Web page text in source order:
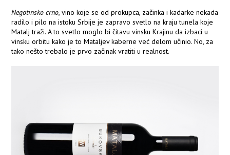
Negotinsko crno, vino koje se od prokupca, začinka i kadarke nekada
radilo i pilo na istoku Srbije je zapravo svetlo na kraju tunela koje
Matalj traži. A to svetlo moglo bi čitavu vinsku Krajinu da izbaci u
vinsku orbitu kako je to Mataljev kaberne već delom učinio. No, za
tako nešto trebalo je prvo začinak vratiti u realnost.